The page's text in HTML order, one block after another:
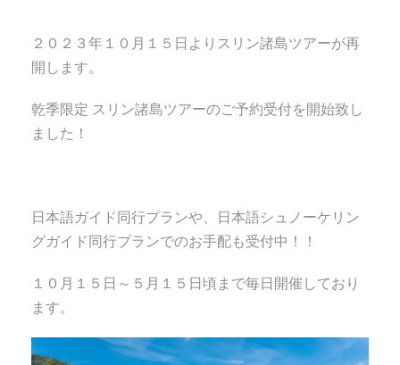
２０２３年１０月１５日よりスリン諸島ツアーが再
開します。
乾季限定 スリン諸島ツアーのご予約受付を開始致し
ました！
日本語ガイド同行プランや、日本語シュノーケリン
グガイド同行プランでのお手配も受付中！！
１０月１５日～５月１５日頃まで毎日開催しており
ます。